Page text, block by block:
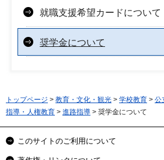
就職支援希望カードについて
奨学金について
トップページ > 教育・文化・観光 > 学校教育 > 公
指導・人権教育 > 進路指導 > 奨学金について
このサイトのご利用について